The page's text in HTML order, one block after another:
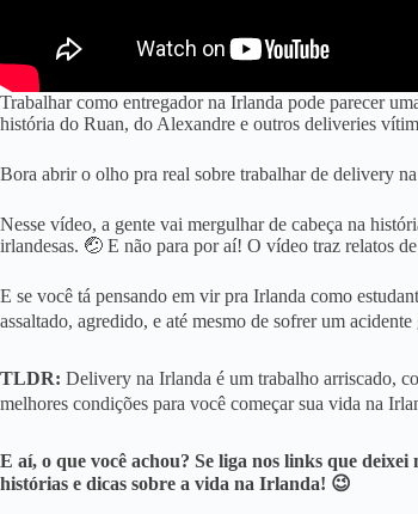
Trabalhar como entregador na Irlanda pode parecer
história do Ruan, do Alexandre e outros deliveries
Bora abrir o olho pra real sobre trabalhar de delivery
Nesse vídeo, a gente vai mergulhar de cabeça na
irlandesas. 🤕 E não para por aí! O vídeo traz relatos
E se você tá pensando em vir pra Irlanda como
assaltado, agredido, e até mesmo de sofrer um
TLDR: Delivery na Irlanda é um trabalho arriscado,
melhores condições para você começar sua vida na
E aí, o que você achou? Se liga nos links que
histórias e dicas sobre a vida na Irlanda! 😉